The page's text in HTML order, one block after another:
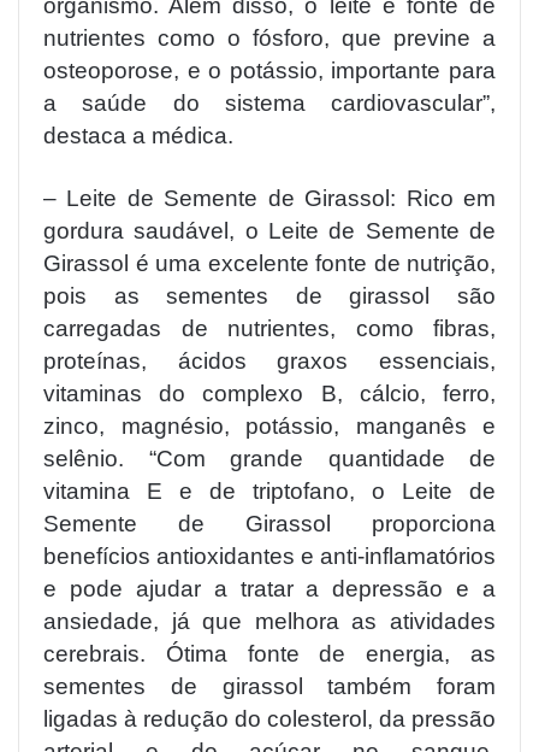
organismo. Além disso, o leite é fonte de
nutrientes como o fósforo, que previne a
osteoporose, e o potássio, importante para
a saúde do sistema cardiovascular”,
destaca a médica.
– Leite de Semente de Girassol: Rico em
gordura saudável, o Leite de Semente de
Girassol é uma excelente fonte de nutrição,
pois as sementes de girassol são
carregadas de nutrientes, como fibras,
proteínas, ácidos graxos essenciais,
vitaminas do complexo B, cálcio, ferro,
zinco, magnésio, potássio, manganês e
selênio. “Com grande quantidade de
vitamina E e de triptofano, o Leite de
Semente de Girassol proporciona
benefícios antioxidantes e anti-inflamatórios
e pode ajudar a tratar a depressão e a
ansiedade, já que melhora as atividades
cerebrais. Ótima fonte de energia, as
sementes de girassol também foram
ligadas à redução do colesterol, da pressão